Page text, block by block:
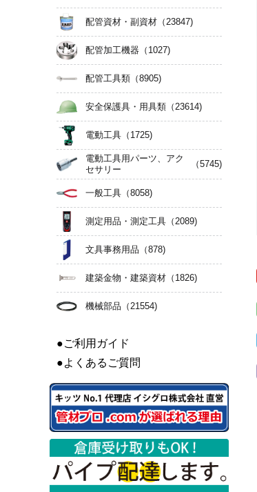
配管資材・副資材 （23847)
配管加工機器 （1027)
配管工具類 （8905)
安全保護具・用具類 （23614)
電動工具 （1725)
電動工具用パーツ、アク
セサリー
（5745)
一般工具 （8058)
測定用品・測定工具 （2089)
文具事務用品 （878)
建築金物・建築資材 （1826)
機械部品 （21554)
●ご利用ガイド
●よくあるご質問